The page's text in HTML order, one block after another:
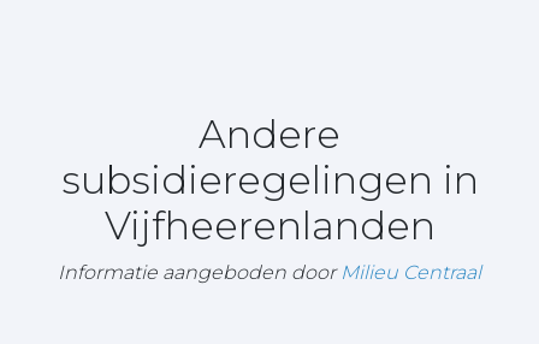
Andere
subsidieregelingen in
Vijfheerenlanden
Informatie aangeboden door Milieu Centraal